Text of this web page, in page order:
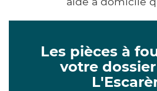
Les pièces à
votre dossier